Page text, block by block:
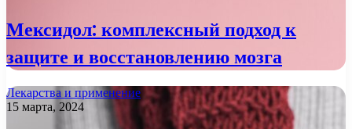
Мексидол: комплексный подход к
защите и восстановлению мозга
Лекарства и применение
15 марта, 2024